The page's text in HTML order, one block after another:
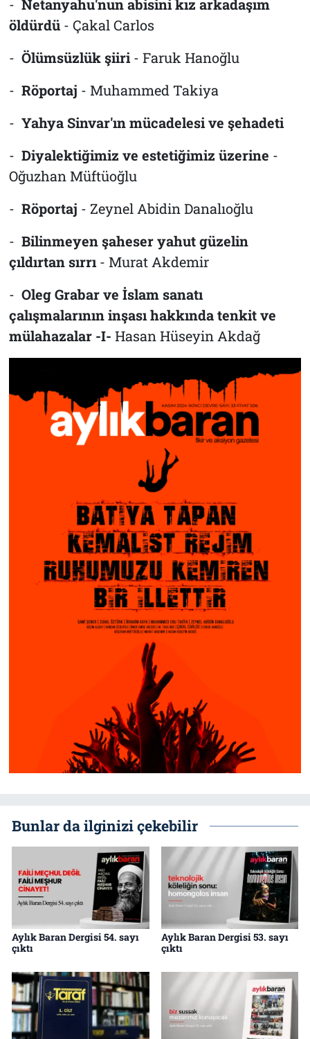
- Netanyahu'nun abisini kız arkadaşım
öldürdü- Çakal Carlos
- Ölümsüzlük şiiri- Faruk Hanoğlu
- Röportaj - Muhammed Takiya
- Yahya Sinvar'ın mücadelesi ve şehadeti
- Diyalektiğimiz ve estetiğimiz üzerine -
Oğuzhan Müftüoğlu
- Röportaj - Zeynel Abidin Danalıoğlu
- Bilinmeyen şaheser yahut güzelin
çıldırtan sırrı- Murat Akdemir
- Oleg Grabar ve İslam sanatı
çalışmalarının inşası hakkında tenkit ve
mülahazalar -I- Hasan Hüseyin Akdağ
Bunlar da ilginizi çekebilir
Aylık Baran Dergisi 54. sayı
çıktı
Aylık Baran Dergisi 53. sayı
çıktı